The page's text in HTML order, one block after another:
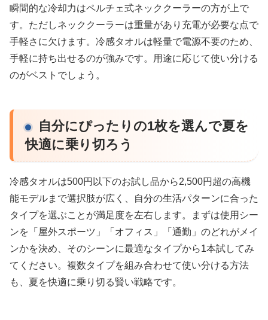
瞬間的な冷却力はペルチェ式ネッククーラーの方が上で
す。ただしネッククーラーは重量があり充電が必要な点で
手軽さに欠けます。冷感タオルは軽量で電源不要のため、
手軽に持ち出せるのが強みです。用途に応じて使い分ける
のがベストでしょう。
自分にぴったりの1枚を選んで夏を
快適に乗り切ろう
冷感タオルは500円以下のお試し品から2,500円超の高機
能モデルまで選択肢が広く、自分の生活パターンに合った
タイプを選ぶことが満足度を左右します。まずは使用シー
ンを「屋外スポーツ」「オフィス」「通勤」のどれがメイ
ンかを決め、そのシーンに最適なタイプから1本試してみ
てください。複数タイプを組み合わせて使い分ける方法
も、夏を快適に乗り切る賢い戦略です。